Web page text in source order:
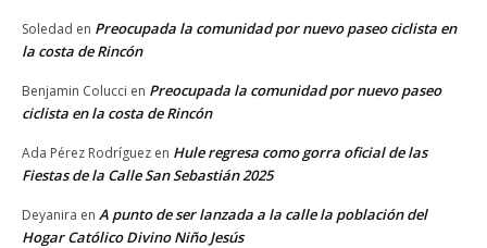
Soledad en Preocupada la comunidad por nuevo paseo ciclista en
la costa de Rincón
Benjamin Colucci en Preocupada la comunidad por nuevo paseo
ciclista en la costa de Rincón
Ada Pérez Rodríguez en Hule regresa como gorra oficial de las
Fiestas de la Calle San Sebastián 2025
Deyanira en A punto de ser lanzada a la calle la población del
Hogar Católico Divino Niño Jesús